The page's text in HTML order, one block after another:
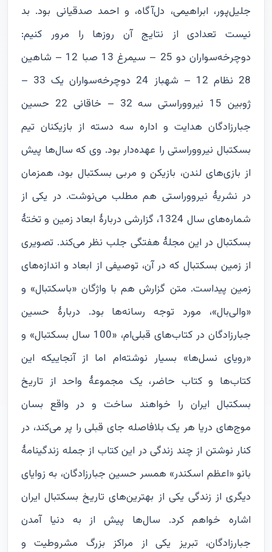
جلیل‌پور، ابراهیمی، دل‌آگاه، و احمد صدقیانی بود. بد
نیست تعدادی از نتایج آن روزها را مرور کنیم:
دوچرخه‌سواران دو 25 – سیمرغ 13 صبا 12 – شاهین
28 نظام 12 – شهباز 24 دوچرخه‌سواران یک 33 –
ژوبین 15 نیرووراستی سه 32 – خاقانی 22 حسین
جبارزادگان هدایت و اداره سه دسته از بازیکنان تیم
بسکتبال نیرووراستی را عهده‌دار بود. وی که سال‌ها پیش
از بازی‌های لندن، بازیکن و مربی بسکتبال بود، همزمان
در نشریۀ نیرووراستی هم مطلب می‌نوشت. در یکی از
شماره‌های سال 1324، گزارشی دربارۀ ابعاد زمین و تختۀ
بسکتبال در این مجلۀ هفتگی جلب نظر می‌کند. تصویری
از زمین بسکتبال که در آن، توصیفی از ابعاد و اندازه‌های
زمین پیداست. متن گزارش هم با واژگان «باسکتبال» و
«والی‌بال»، مورد توجه رسانه‌ها بود. دربارۀ حسین
جبارزادگان در کتاب‌های قبلی‌ام، «100 سال بسکتبال» و
«رویای نسل‌ها» بسیار نوشته‌ام اما از آنجاییکه این
کتاب‌ها و کتاب حاضر، یک مجموعۀ واحد از تاریخ
بسکتبال ایران را خواهند ساخت و در واقع بسان
موج‌های دریا هر یک بلافاصله جای قبلی را پر می‌کند، در
کنار نوشتن از چند زندگی در این کتاب از جمله زندگینامۀ
بانو «اعظم اسکندر» همسر حسین جبارزادگان، به زوایای
دیگری از زندگی یکی از بهترین‌های تاریخ بسکتبال ایران
اشاره خواهم کرد. سال‌ها پیش از به دنیا آمدن
جبارزادگان، تبریز یکی از مراکز بزرگ مشروطیت و